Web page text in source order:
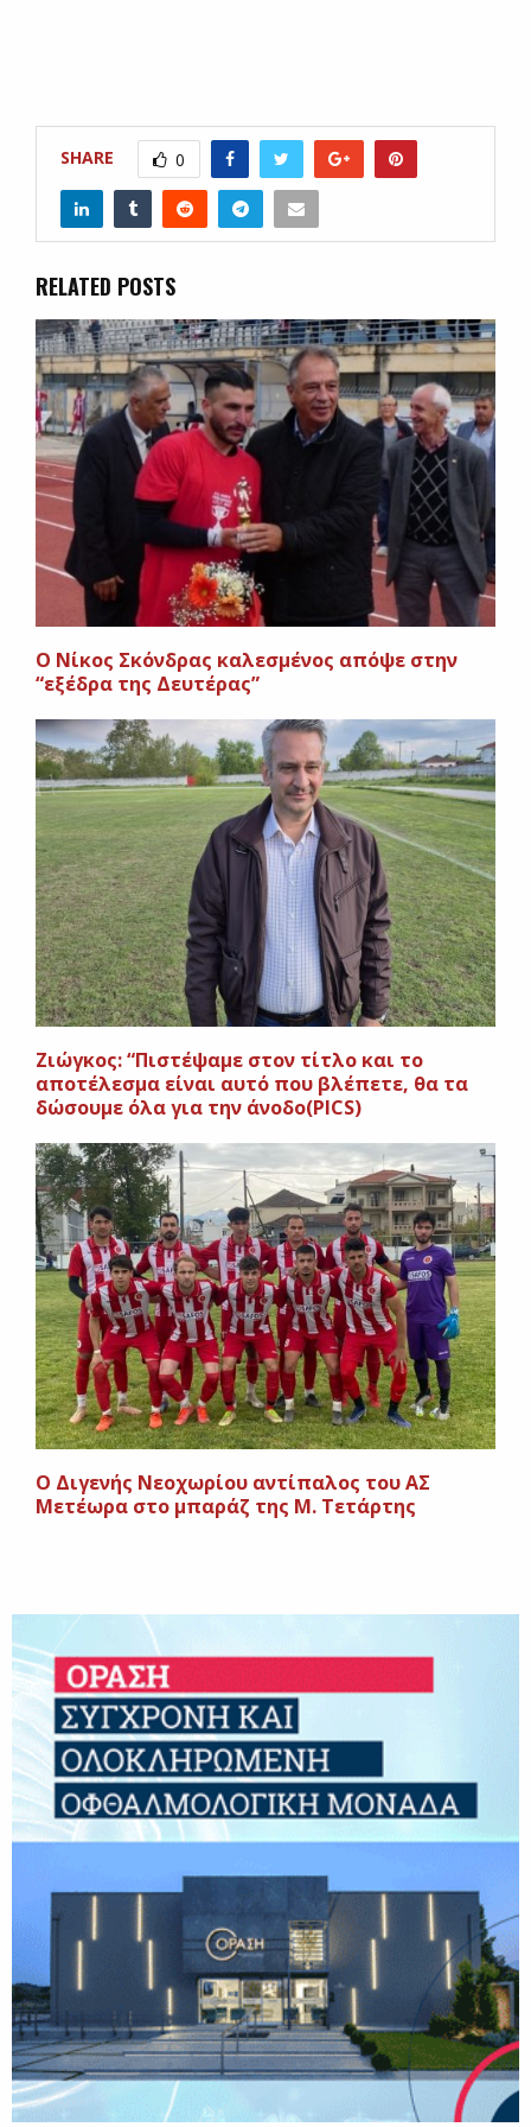
SHARE 0
RELATED POSTS
Ο Νίκος Σκόνδρας καλεσμένος απόψε στην
“εξέδρα της Δευτέρας”
Zιώγκος: “Πιστέψαμε στον τίτλο και το
αποτέλεσμα είναι αυτό που βλέπετε, θα τα
δώσουμε όλα για την άνοδο(PICS)
Ο Διγενής Νεοχωρίου αντίπαλος του ΑΣ
Μετέωρα στο μπαράζ της Μ. Τετάρτης